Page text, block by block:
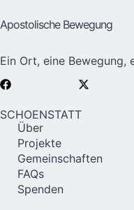
Apostolische Bewegung
Ein Ort, eine Bewegung,
SCHOENSTATT
Über
Projekte
Gemeinschaften
FAQs
Spenden